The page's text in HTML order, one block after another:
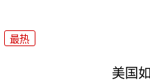
最热
美国